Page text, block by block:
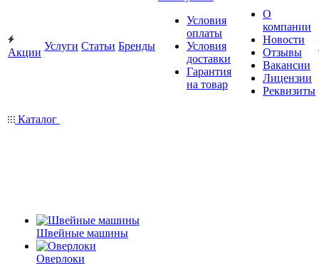
Акции
Услуги Статьи Бренды
Условия
оплаты
Условия
доставки
Гарантия
на товар
О
компании
Новости
Отзывы
Вакансии
Лицензии
Реквизиты
Каталог
Швейные машины
Оверлоки